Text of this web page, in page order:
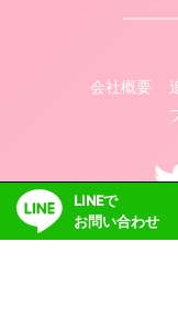
LINEで
お問い合わせ
会社概要